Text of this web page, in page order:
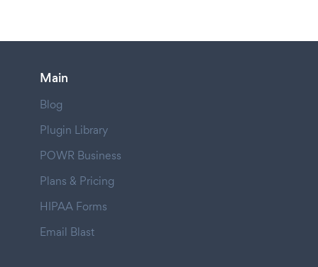
Main
Blog
Plugin Library
POWR Business
Plans & Pricing
HIPAA Forms
Email Blast